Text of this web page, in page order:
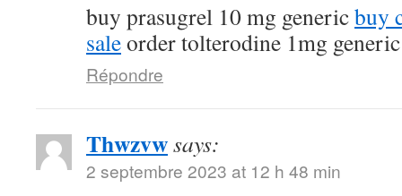
buy prasugrel 10 mg genericbuy
saleorder tolterodine 1mg generic
Répondre
Thwzvwsays:
2 septembre 2023 at 12 h 48 min